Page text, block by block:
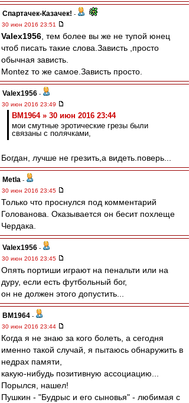
Спартачек-Казачек! -
30 июн 2016 23:51
Valex1956 , тем более вы же не тупой юнец
чтоб писать такие слова.Зависть ,просто
обычная зависть.
Montez то же самое.Зависть просто.
Valex1956 -
30 июн 2016 23:49
BM1964 » 30 июн 2016 23:44
мои смутные эротические грезы были
связаны с полячками,
Богдан, лучше не грезить,а видеть.поверь...
Metla -
30 июн 2016 23:45
Только что проснулся под комментарий
Голованова. Оказывается он бесит похлеще
Чердака.
Valex1956 -
30 июн 2016 23:45
Опять портиши играют на пенальти или на
дуру, если есть футбольный бог,
он не должен этого допустить...
BM1964 -
30 июн 2016 23:44
Когда я не знаю за кого болеть, а сегодня
именно такой случай, я пытаюсь обнаружить в
недрах памяти,
какую-нибудь позитивную ассоциацию...
Порылся, нашел!
Пушкин - "Будрыс и его сыновья" - любимая с